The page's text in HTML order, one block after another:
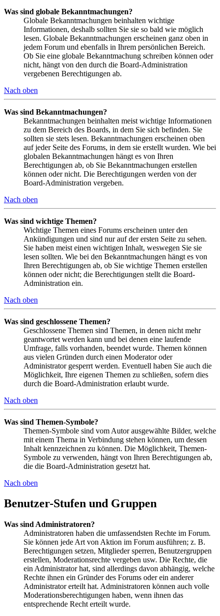
Was sind globale Bekanntmachungen?
Globale Bekanntmachungen beinhalten wichtige
Informationen, deshalb sollten Sie sie so bald wie möglich
lesen. Globale Bekanntmachungen erscheinen ganz oben in
jedem Forum und ebenfalls in Ihrem persönlichen Bereich.
Ob Sie eine globale Bekanntmachung schreiben können oder
nicht, hängt von den durch die Board-Administration
vergebenen Berechtigungen ab.
Nach oben
Was sind Bekanntmachungen?
Bekanntmachungen beinhalten meist wichtige Informationen
zu dem Bereich des Boards, in dem Sie sich befinden. Sie
sollten sie stets lesen. Bekanntmachungen erscheinen oben
auf jeder Seite des Forums, in dem sie erstellt wurden. Wie bei
globalen Bekanntmachungen hängt es von Ihren
Berechtigungen ab, ob Sie Bekanntmachungen erstellen
können oder nicht. Die Berechtigungen werden von der
Board-Administration vergeben.
Nach oben
Was sind wichtige Themen?
Wichtige Themen eines Forums erscheinen unter den
Ankündigungen und sind nur auf der ersten Seite zu sehen.
Sie haben meist einen wichtigen Inhalt, weswegen Sie sie
lesen sollten. Wie bei den Bekanntmachungen hängt es von
Ihren Berechtigungen ab, ob Sie wichtige Themen erstellen
können oder nicht; die Berechtigungen stellt die Board-
Administration ein.
Nach oben
Was sind geschlossene Themen?
Geschlossene Themen sind Themen, in denen nicht mehr
geantwortet werden kann und bei denen eine laufende
Umfrage, falls vorhanden, beendet wurde. Themen können
aus vielen Gründen durch einen Moderator oder
Administrator gesperrt werden. Eventuell haben Sie auch die
Möglichkeit, Ihre eigenen Themen zu schließen, sofern dies
durch die Board-Administration erlaubt wurde.
Nach oben
Was sind Themen-Symbole?
Themen-Symbole sind vom Autor ausgewählte Bilder, welche
mit einem Thema in Verbindung stehen können, um dessen
Inhalt kennzeichnen zu können. Die Möglichkeit, Themen-
Symbole zu verwenden, hängt von Ihren Berechtigungen ab,
die die Board-Administration gesetzt hat.
Nach oben
Benutzer-Stufen und Gruppen
Was sind Administratoren?
Administratoren haben die umfassendsten Rechte im Forum.
Sie können jede Art von Aktion im Forum ausführen; z. B.
Berechtigungen setzen, Mitglieder sperren, Benutzergruppen
erstellen, Moderationsrechte vergeben usw. Die Rechte, die
ein Administrator hat, sind allerdings davon abhängig, welche
Rechte ihnen ein Gründer des Forums oder ein anderer
Administrator erteilt hat. Administratoren können auch volle
Moderationsberechtigungen haben, wenn ihnen das
entsprechende Recht erteilt wurde.